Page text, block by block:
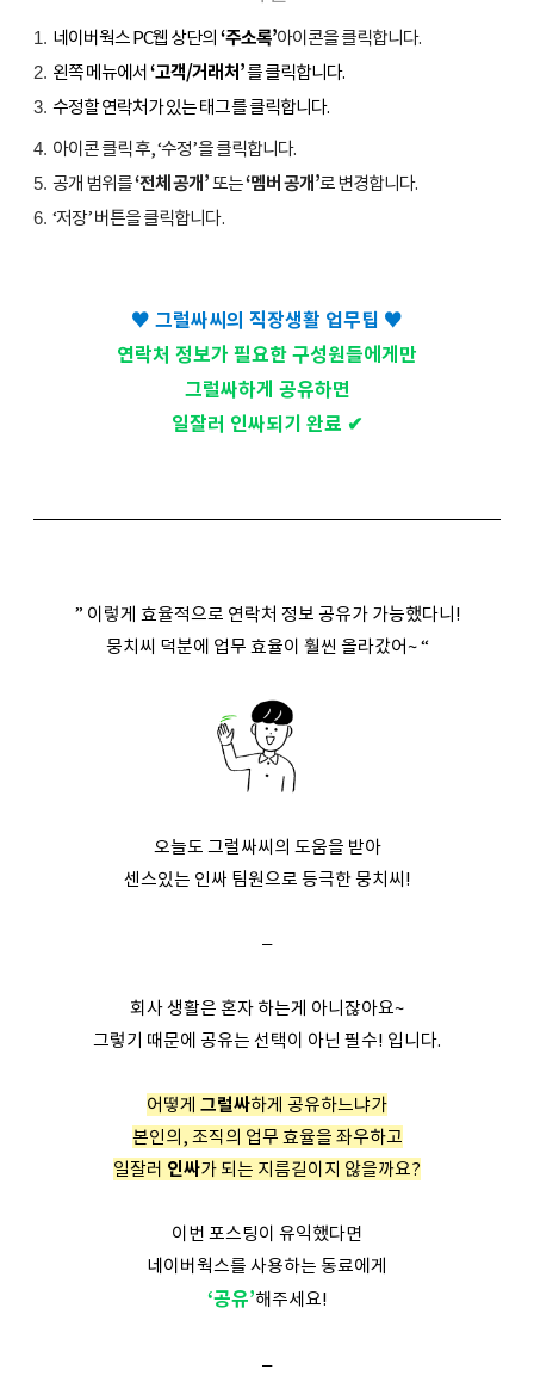
네이버웍스 PC웹 상단의 ‘주소록’아이콘을 클릭합니다.
왼쪽 메뉴에서‘고객/거래처’를 클릭합니다.
수정할 연락처가 있는 태그를 클릭합니다.
아이콘 클릭 후, ‘수정’을 클릭합니다.
공개 범위를‘전체 공개’또는‘멤버 공개’로 변경합니다.
‘저장’ 버튼을 클릭합니다.
♥ 그럴싸씨의 직장생활 업무팁 ♥
연락처 정보가 필요한 구성원들에게만
그럴싸하게 공유하면
일잘러 인싸되기 완료 ✔
” 이렇게 효율적으로 연락처 정보 공유가 가능했다니!
뭉치씨 덕분에 업무 효율이 훨씬 올라갔어~ “
오늘도 그럴싸씨의 도움을 받아
센스있는 인싸 팀원으로 등극한 뭉치씨!
–
회사 생활은 혼자 하는게 아니잖아요~
그렇기 때문에 공유는 선택이 아닌 필수! 입니다.
어떻게 그럴싸하게 공유하느냐가
본인의, 조직의 업무 효율을 좌우하고
일잘러 인싸가 되는 지름길이지 않을까요?
이번 포스팅이 유익했다면
네이버웍스를 사용하는 동료에게
‘공유’해주세요!
–